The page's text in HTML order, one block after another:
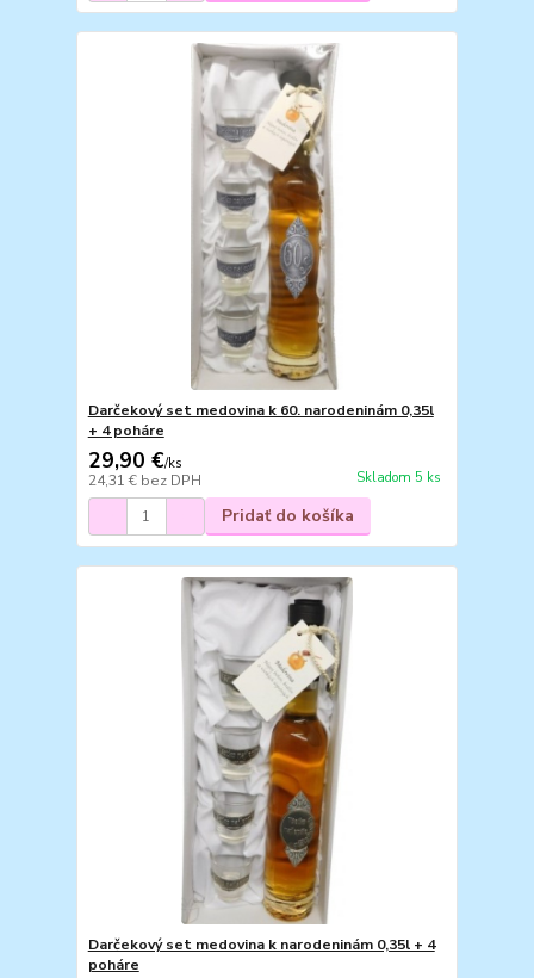
Darčekový set medovina k 60. narodeninám 0,35l
+ 4 poháre
29,90 €/ks
24,31 € bez DPH Skladom 5 ks
Pridať do košíka
Darčekový set medovina k narodeninám 0,35l + 4
poháre